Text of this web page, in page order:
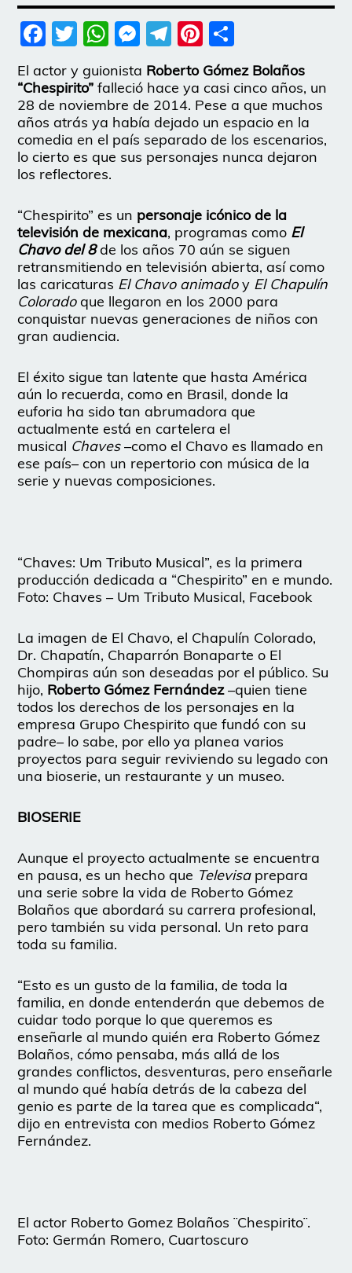
Facebook
Twitter
WhatsApp
Messenger
Telegram
Pinterest
El actor y guionista Roberto Gómez Bolaños
“Chespirito” falleció hace ya casi cinco años, un
28 de noviembre de 2014. Pese a que muchos
años atrás ya había dejado un espacio en la
comedia en el país separado de los escenarios,
lo cierto es que sus personajes nunca dejaron
los reflectores.
“Chespirito” es un personaje icónico de la
televisión de mexicana, programas como El
Chavo del 8 de los años 70 aún se siguen
retransmitiendo en televisión abierta, así como
las caricaturas El Chavo animadoy El Chapulín
Coloradoque llegaron en los 2000 para
conquistar nuevas generaciones de niños con
gran audiencia.
El éxito sigue tan latente que hasta América
aún lo recuerda, como en Brasil, donde la
euforia ha sido tan abrumadora que
actualmente está en cartelera el
musical Chaves–como el Chavo es llamado en
ese país– con un repertorio con música de la
serie y nuevas composiciones.
“Chaves: Um Tributo Musical”, es la primera
producción dedicada a “Chespirito” en e mundo.
Foto: Chaves – Um Tributo Musical, Facebook
La imagen de El Chavo, el Chapulín Colorado,
Dr. Chapatín, Chaparrón Bonaparte o El
Chompiras aún son deseadas por el público. Su
hijo, Roberto Gómez Fernández–quien tiene
todos los derechos de los personajes en la
empresa Grupo Chespirito que fundó con su
padre– lo sabe, por ello ya planea varios
proyectos para seguir reviviendo su legado con
una bioserie, un restaurante y un museo.
BIOSERIE
Aunque el proyecto actualmente se encuentra
en pausa, es un hecho que Televisaprepara
una serie sobre la vida de Roberto Gómez
Bolaños que abordará su carrera profesional,
pero también su vida personal. Un reto para
toda su familia.
“Esto es un gusto de la familia, de toda la
familia, en donde entenderán que debemos de
cuidar todo porque lo que queremos es
enseñarle al mundo quién era Roberto Gómez
Bolaños, cómo pensaba, más allá de los
grandes conflictos, desventuras, pero enseñarle
al mundo qué había detrás de la cabeza del
genio es parte de la tarea que es complicada“,
dijo en entrevista con medios Roberto Gómez
Fernández.
El actor Roberto Gomez Bolaños ¨Chespirito¨.
Foto: Germán Romero, Cuartoscuro